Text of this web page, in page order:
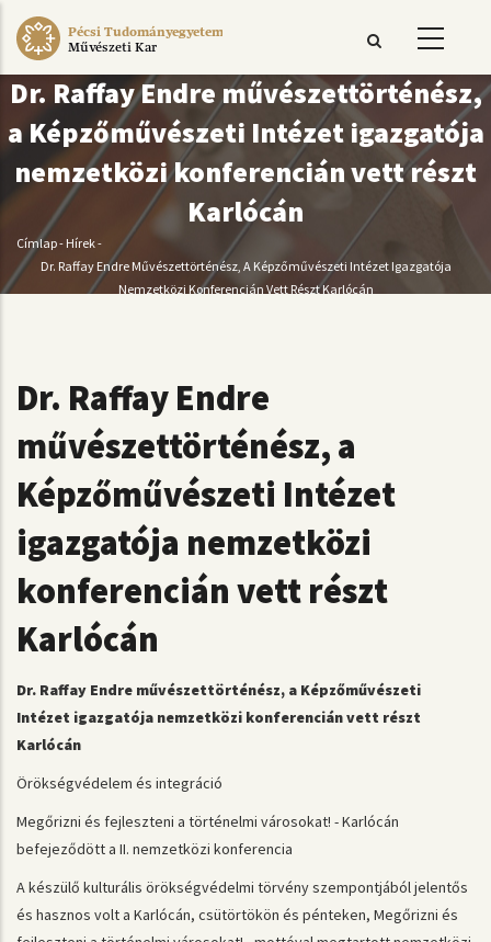
Ugrás
Pécsi Tudományegyetem
Művészeti Kar
Dr. Raffay Endre művészettörténész,
a Képzőművészeti Intézet igazgatója
nemzetközi konferencián vett részt
Karlócán
Morzsa
Címlap- Hírek-
Dr. Raffay Endre Művészettörténész, A Képzőművészeti Intézet Igazgatója
Nemzetközi Konferencián Vett Részt Karlócán
Dr. Raffay Endre
művészettörténész, a
Képzőművészeti Intézet
igazgatója nemzetközi
konferencián vett részt
Karlócán
Dr. Raffay Endre művészettörténész, a Képzőművészeti
Intézet igazgatója nemzetközi konferencián vett részt
Karlócán
Örökségvédelem és integráció
Megőrizni és fejleszteni a történelmi városokat! - Karlócán
befejeződött a II. nemzetközi konferencia
A készülő kulturális örökségvédelmi törvény szempontjából jelentős
és hasznos volt a Karlócán, csütörtökön és pénteken, Megőrizni és